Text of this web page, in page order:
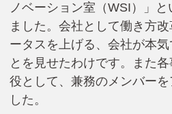
ノベーション室（WSI）」
ました。会社として働き方
ータスを上げる、会社が本
とを見せたわけです。また
役として、兼務のメンバー
した。